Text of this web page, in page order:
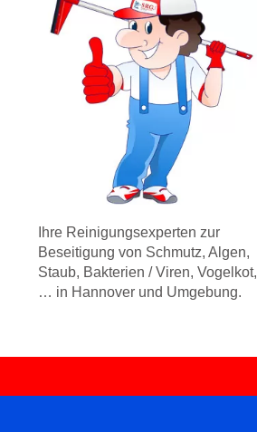
Ihre Reinigungsexperten zur
Beseitigung von Schmutz, Algen,
Staub, Bakterien / Viren, Vogelkot,
… in Hannover und Umgebung.